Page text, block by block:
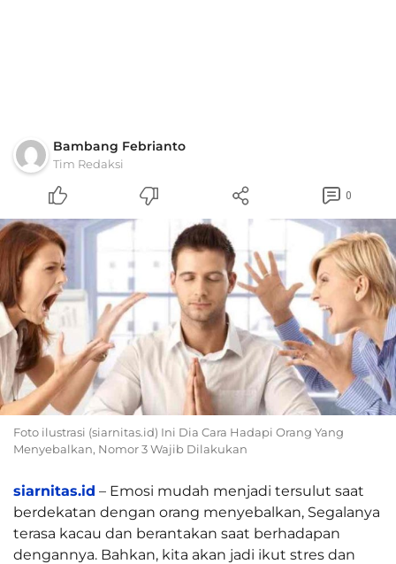
Bambang Febrianto
Tim Redaksi
0
Foto ilustrasi (siarnitas.id) Ini Dia Cara Hadapi Orang Yang
Menyebalkan, Nomor 3 Wajib Dilakukan
siarnitas.id – Emosi mudah menjadi tersulut saat
berdekatan dengan orang menyebalkan, Segalanya
terasa kacau dan berantakan saat berhadapan
dengannya. Bahkan, kita akan jadi ikut stres dan